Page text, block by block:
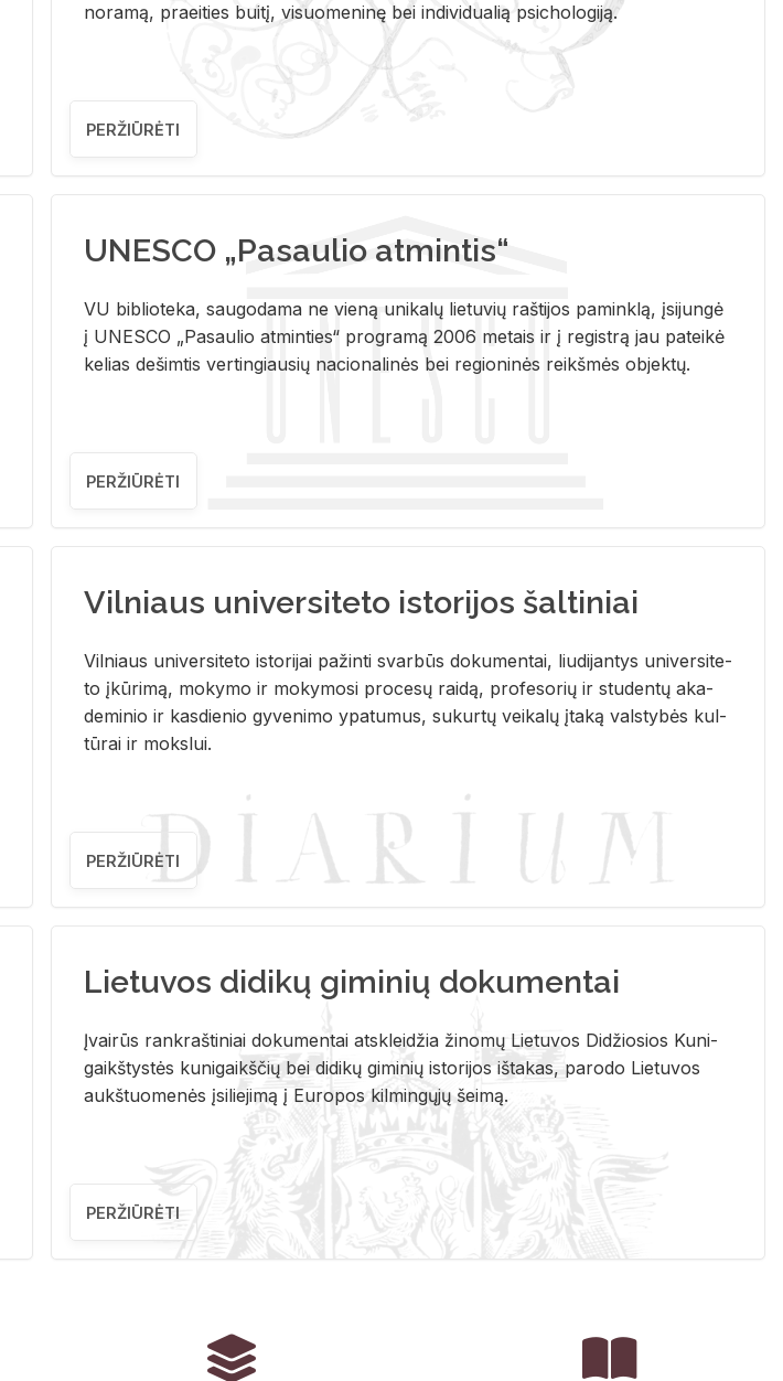
no­ra­mą, pra­ei­ties bui­tį, vi­suo­me­ni­nę bei in­di­vi­dua­lią psi­cho­lo­gi­ją.
PERŽIŪRĖTI
UNESCO „Pasaulio atmintis“
VU biblioteka, saugodama ne vieną unikalų lietuvių raštijos paminklą, įsijungė
į UNESCO „Pasaulio atminties“ programą 2006 metais ir į registrą jau pateikė
kelias dešimtis vertingiausių nacionalinės bei regioninės reikšmės objektų.
PERŽIŪRĖTI
Vilniaus universiteto istorijos šaltiniai
Vil­niaus uni­ver­si­te­to is­to­ri­jai pa­žin­ti svar­būs do­ku­men­tai, liu­di­jan­tys uni­ver­si­te­
to įkū­ri­mą, mo­ky­mo ir mo­ky­mo­si pro­ce­sų rai­dą, pro­fe­so­rių ir stu­den­tų aka­
de­mi­nio ir kas­die­nio gy­ve­ni­mo ypa­tu­mus, su­kur­tų vei­ka­lų įta­ką vals­ty­bės kul­
tū­rai ir moks­lui.
PERŽIŪRĖTI
Lietuvos didikų giminių dokumentai
Įvai­rūs rank­raš­ti­niai do­ku­men­tai at­sklei­džia ži­no­mų Lie­tu­vos Di­džio­sios Ku­ni­
gaikš­tys­tės ku­ni­gaikš­čių bei di­di­kų gi­mi­nių is­to­ri­jos iš­ta­kas, pa­ro­do Lie­tu­vos
aukš­tuo­me­nės įsi­lie­ji­mą į Eu­ro­pos kil­min­gų­jų šei­mą.
PERŽIŪRĖTI